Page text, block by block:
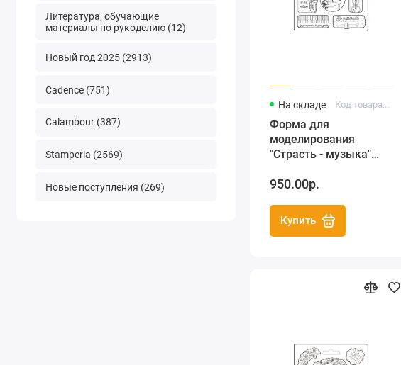
Литература, обучающие
материалы по рукоделию (12)
Новый год 2025 (2913)
Cadence (751)
Calambour (387)
Stamperia (2569)
Новые поступления (269)
На складе Код товара: K3PTA492
Форма для
моделирования
"Страсть - музыка"
950.00р.
Купить